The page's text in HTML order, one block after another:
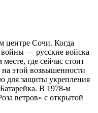
центре Сочи. Когда
— русские войска
где сейчас стоит
этой возвышенности
для защиты укрепления
В 1978‑м
ветров» с открытой